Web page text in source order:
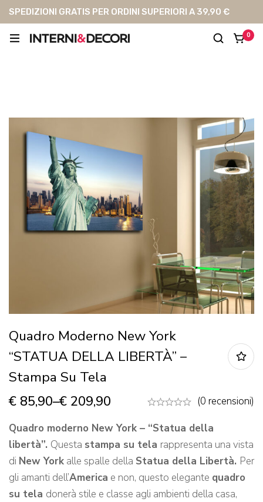
SPEDIZIONI GRATIS PER ORDINI SUPERIORI A 39,90 €
0
Quadro Moderno New York
“STATUA DELLA LIBERTÀ” –
Stampa Su Tela
€ 85,90–€ 209,90
(0 recensioni)
Quadro moderno New York – “Statua della
libertà”. Questa stampa su tela rappresenta una vista
di New York alle spalle della Statua della Libertà. Per
gli amanti dell’America e non, questo elegante quadro
su tela donerà stile e classe agli ambienti della casa,